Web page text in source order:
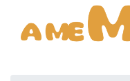
content